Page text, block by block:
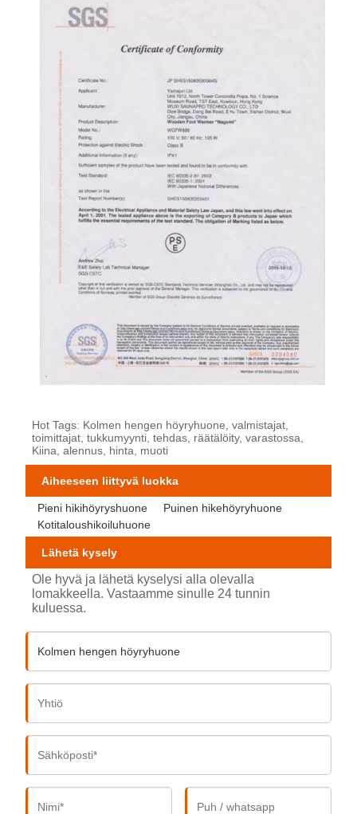
Hot Tags: Kolmen hengen höyryhuone, valmistajat,
toimittajat, tukkumyynti, tehdas, räätälöity, varastossa,
Kiina, alennus, hinta, muoti
Aiheeseen liittyvä luokka
Pieni hikihöyryshuone
Puinen hikehöyryhuone
Kotitaloushikoiluhuone
Lähetä kysely
Ole hyvä ja lähetä kyselysi alla olevalla
lomakkeella. Vastaamme sinulle 24 tunnin
kuluessa.